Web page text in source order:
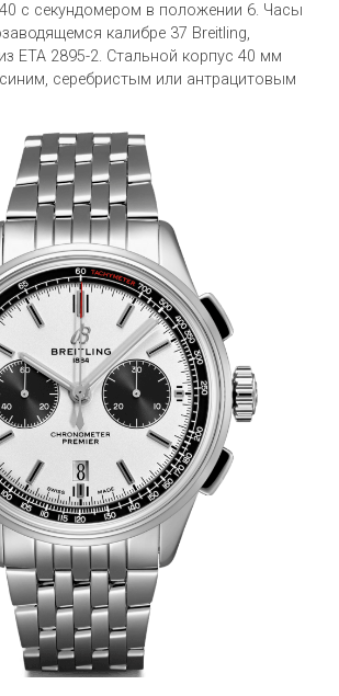
с секундомером в положении 6. Часы
калибре 37 Breitling,
ETA 2895-2. Стальной корпус 40 мм
серебристым или антрацитовым